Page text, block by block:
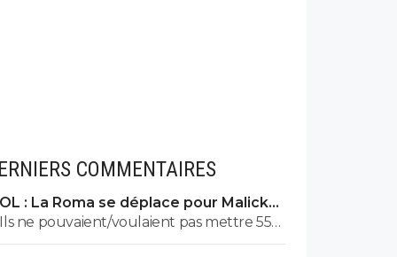
COMMENTAIRES
OL : La Roma se déplace pour Malick
Fofana
Ils ne pouvaient/voulaient pas mettre 55M
sur greenwood Mais entre 30 et 40 pr